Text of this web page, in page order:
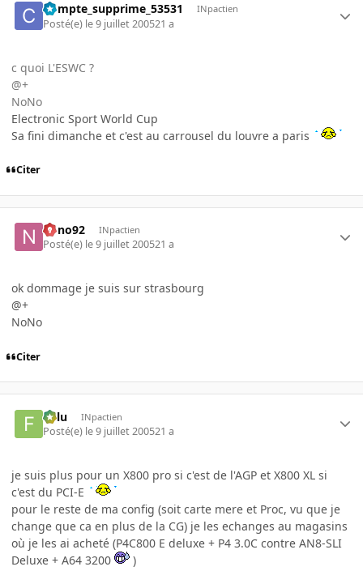
Compte_supprime_53531 INpactien
Posté(e) le 9 juillet 200521 a
c quoi L'ESWC ?
@+
NoNo
Electronic Sport World Cup
Sa fini dimanche et c'est au carrousel du louvre a paris
Citer
nono92 INpactien
Posté(e) le 9 juillet 200521 a
ok dommage je suis sur strasbourg
@+
NoNo
Citer
Fulu INpactien
Posté(e) le 9 juillet 200521 a
je suis plus pour un X800 pro si c'est de l'AGP et X800 XL si
c'est du PCI-E
pour le reste de ma config (soit carte mere et Proc, vu que je
change que ca en plus de la CG) je les echanges au magasins
où je les ai acheté (P4C800 E deluxe + P4 3.0C contre AN8-SLI
Deluxe + A64 3200
)